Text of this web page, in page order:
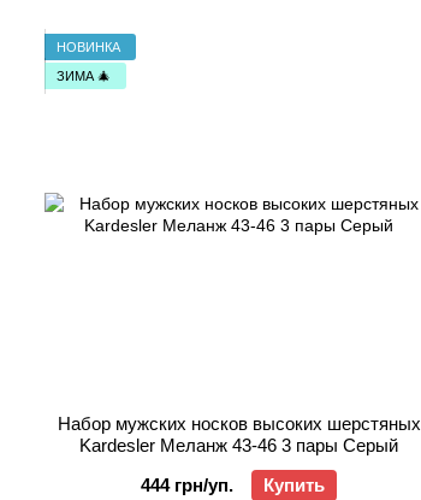
НОВИНКА
ЗИМА 🎄
Набор мужских носков высоких шерстяных
Kardesler Меланж 43-46 3 пары Серый
444 грн/уп.
Купить